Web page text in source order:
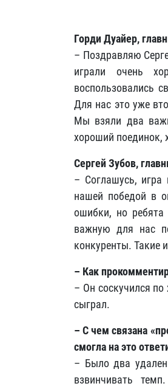
Горди Дуайер,
– Поздравляю
играли очень
воспользовались
Для нас это уже
Мы взяли два
хороший поединок,
Сергей Зубов,
– Соглашусь, игра
нашей победой в
ошибки, но
важную для нас
конкуренты. Такие
– Как
– Он соскучился по
сыграл.
– С чем связана
смогла на это
– Было два
взвинчивать